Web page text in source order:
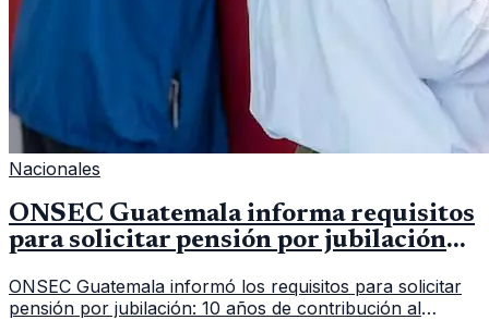
Nacionales
ONSEC Guatemala informa requisitos
para solicitar pensión por jubilación
ONSEC Guatemala informó los requisitos para solicitar
pensión por jubilación: 10 años de contribución al